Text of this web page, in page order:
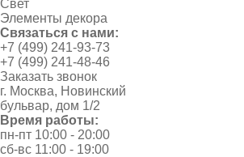
Свет
Элементы декора
Связаться с нами:
+7 (499) 241-93-73
+7 (499) 241-48-46
Заказать звонок
г. Москва, Новинский
бульвар, дом 1/2
Время работы:
пн-пт 10:00 - 20:00
сб-вс 11:00 - 19:00